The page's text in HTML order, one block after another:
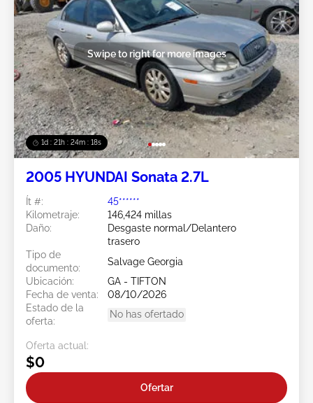
1d : 21h : 24m : 15s
Swipe to right for more images
2005 HYUNDAI Sonata 2.7L
Ít #:
45******
Kilometraje:
146,424 millas
Daño:
Desgaste normal/Delantero
trasero
Tipo de
documento:
Salvage Georgia
Ubicación:
GA - TIFTON
Fecha de venta:
08/10/2026
Estado de la
oferta:
No has ofertado
Oferta actual:
$0
Ofertar